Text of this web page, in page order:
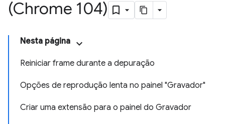
(Chrome 104)
Nesta página
Reiniciar frame durante a depuração
Opções de reprodução lenta no painel "Gravador"
Criar uma extensão para o painel do Gravador